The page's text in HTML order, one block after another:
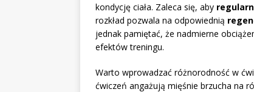
kondycję ciała. Zaleca się, aby
rozkład pozwala na odpowiednią
jednak pamiętać, że nadmierne
efektów treningu.
Warto wprowadzać różnorodność w
ćwiczeń angażują mięśnie brzucha na